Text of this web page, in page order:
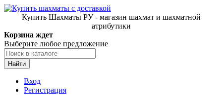
Купить Шахматы РУ - магазин шахмат и шахматной
атрибутики
Корзина ждет
Выберите любое предложение
Найти
Вход
Регистрация